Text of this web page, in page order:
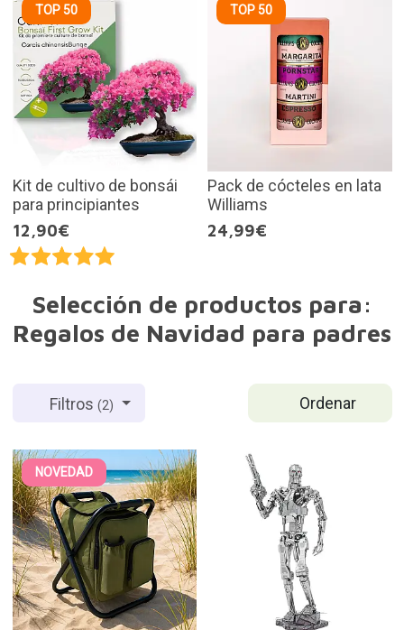
TOP 50
Kit de cultivo de bonsái
para principiantes
12,90€
TOP 50
Pack de cócteles en lata
Williams
24,99€
Selección de productos para:
Regalos de Navidad para padres
Ordenar
Filtros(2)
NOVEDAD